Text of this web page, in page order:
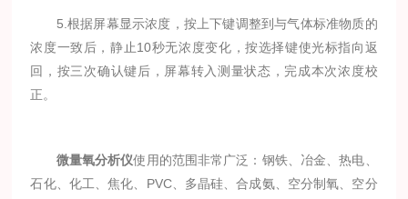
5.根据屏幕显示浓度，按上下键调整到与气体标准物质的
浓度一致后，静止10秒无浓度变化，按选择键使光标指向返
回，按三次确认键后，屏幕转入测量状态，完成本次浓度校
正。
微量氧分析仪使用的范围非常广泛：钢铁、冶金、热电、
石化、化工、焦化、PVC、多晶硅、合成氨、空分制氧、空分